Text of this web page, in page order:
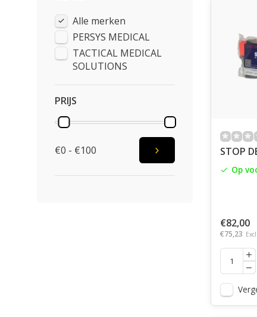
Alle merken
PERSYS MEDICAL
TACTICAL MEDICAL
SOLUTIONS
PRIJS
€0 - €100 STOP
Op
€82,00
€75,23